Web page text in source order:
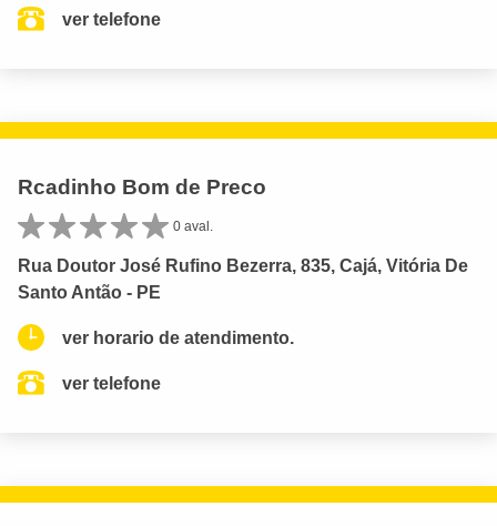
ver telefone
Rcadinho Bom de Preco
0 aval.
Rua Doutor José Rufino Bezerra, 835, Cajá, Vitória De
Santo Antão - PE
ver horario de atendimento.
ver telefone